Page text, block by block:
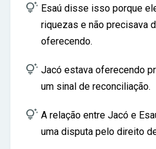
 Esaú disse isso porque
riquezas e não precisava
oferecendo.
 Jacó estava oferecendo
um sinal de reconciliação.
 A relação entre Jacó e
uma disputa pelo direito